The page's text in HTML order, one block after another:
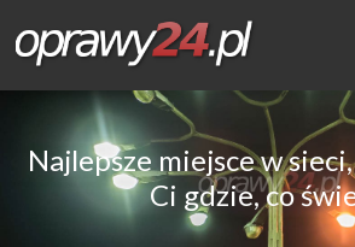
Najlepsze miejsce w
Ci gdzie, co